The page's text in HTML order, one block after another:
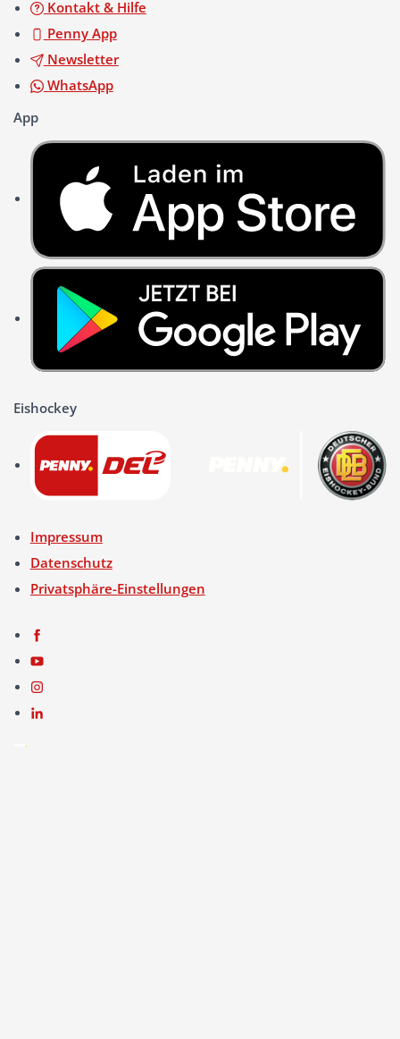
Kontakt & Hilfe
Penny App
Newsletter
WhatsApp
App
Eishockey
Impressum
Datenschutz
Privatsphäre-Einstellungen